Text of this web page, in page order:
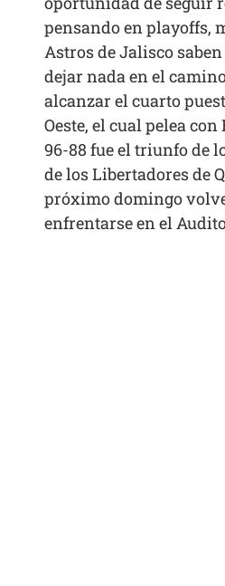
pensando en playoffs,
Astros de Jalisco
dejar nada en el
alcanzar el cuarto
Oeste, el cual pelea
96-88 fue el triunfo de
de los Libertadores de
próximo domingo
enfrentarse en el